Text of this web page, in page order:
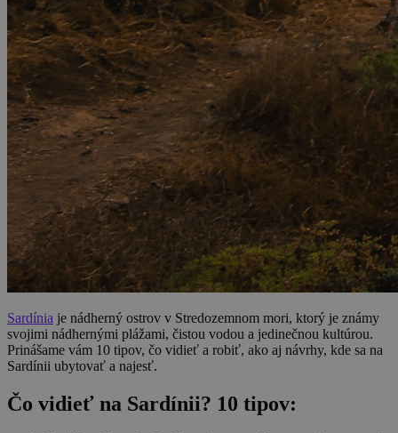
Sardínia je nádherný ostrov v Stredozemnom mori, ktorý je známy
svojimi nádhernými plážami, čistou vodou a jedinečnou kultúrou.
Prinášame vám 10 tipov, čo vidieť a robiť, ako aj návrhy, kde sa na
Sardínii ubytovať a najesť.
Čo vidieť na Sardínii? 10 tipov: